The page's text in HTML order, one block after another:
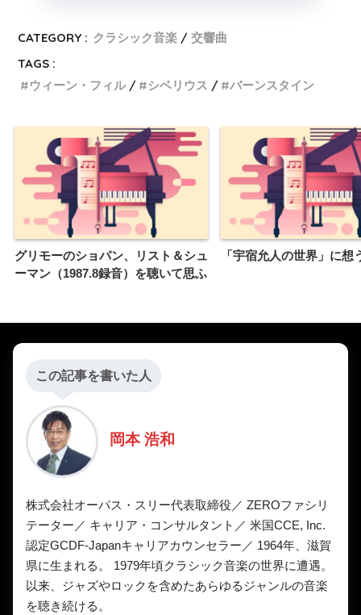
CATEGORY : クラシック音楽
交響曲
TAGS :
ウィーン・フィル
シベリウス バーンスタイン
グリモーのショパン、リスト＆シュ
ーマン（1987.8録音）を聴いて思ふ
「宇宿允人の世界」に想
この記事を書いた人
岡本 浩和
株式会社オーパス・スリー代表取締役／ ZEROファシリ
テーター／ キャリア・コンサルタント／ 米国CCE, Inc.
認定GCDF-Japanキャリアカウンセラー／ 1964年、滋賀
県に生まれる。 1979年頃クラシック音楽の世界に遭遇。
以来、ジャズやロックを含めたあらゆるジャンルの音楽
を聴き続ける。